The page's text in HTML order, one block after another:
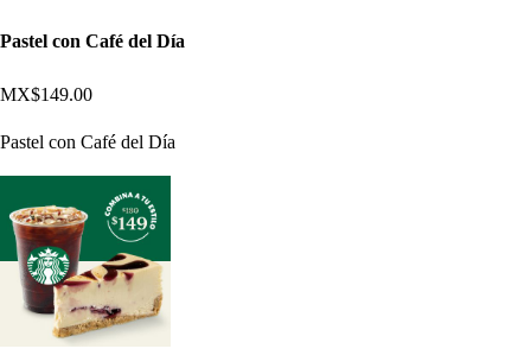
Pastel con Café del Día
MX$149.00
Pastel con Café del Día